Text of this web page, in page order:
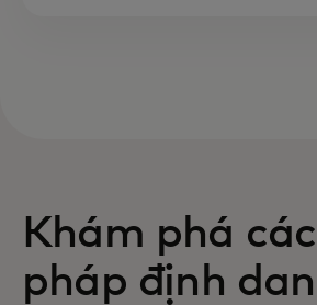
Khám phá
pháp định